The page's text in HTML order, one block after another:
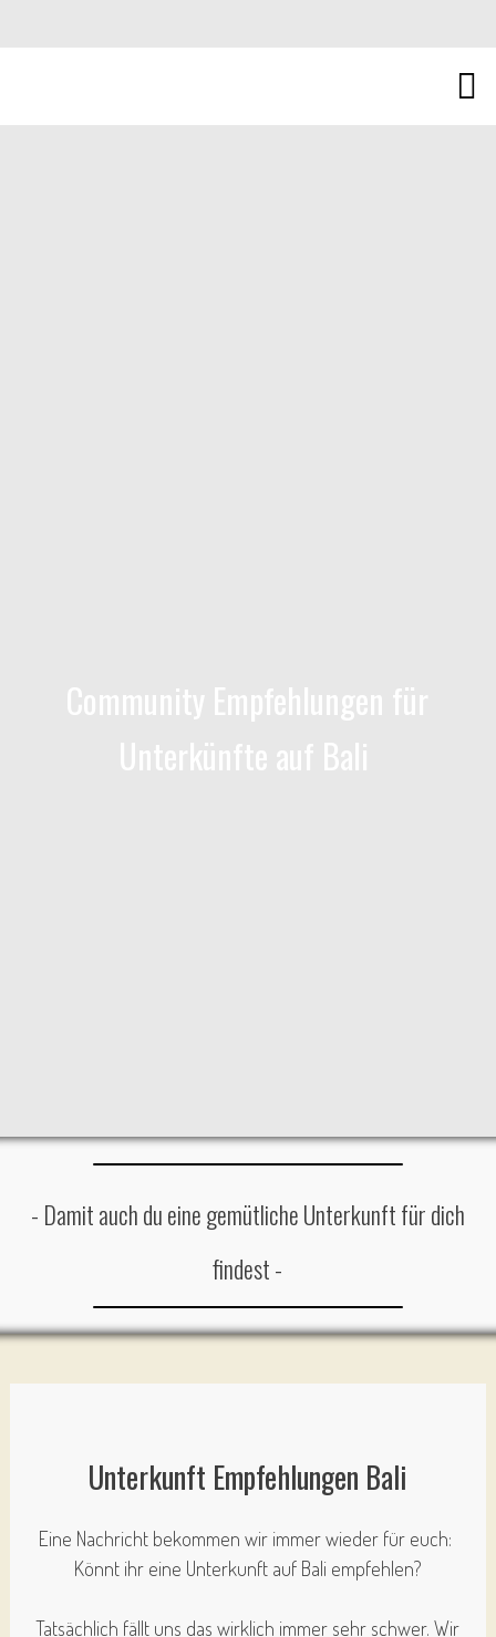
- Damit auch du eine gemütliche Unterkunft für dich
findest -
Unterkunft Empfehlungen Bali
Eine Nachricht bekommen wir immer wieder für euch:
Könnt ihr eine Unterkunft auf Bali empfehlen?
Tatsächlich fällt uns das wirklich immer sehr schwer. Wir